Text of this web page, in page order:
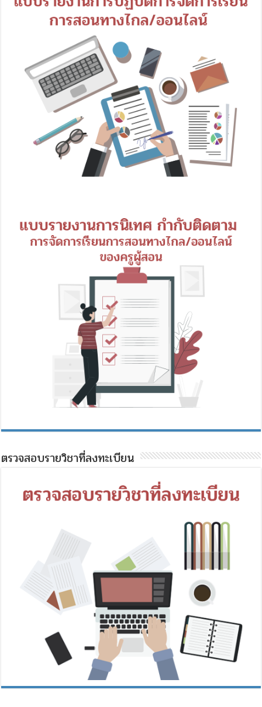
ตรวจสอบรายวิชาที่ลงทะเบียน